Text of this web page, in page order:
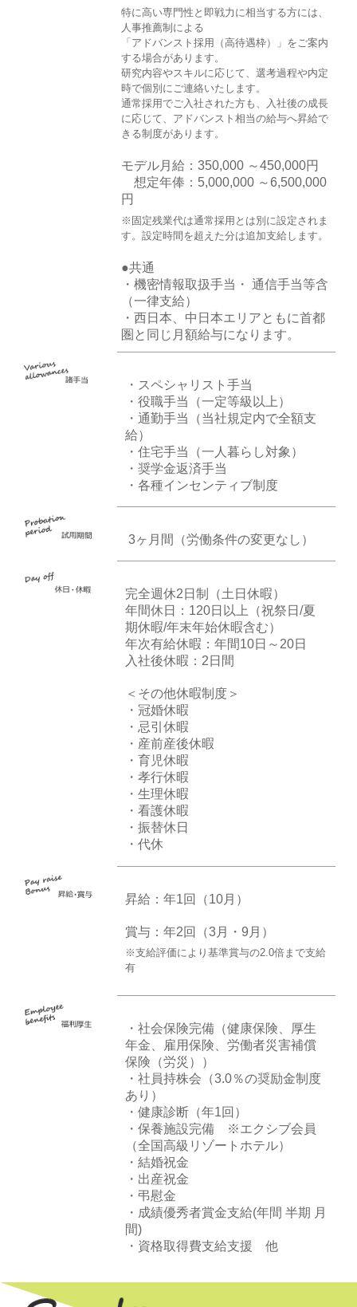
特に高い専門性と即戦力に相当する方には、
人事推薦制による
「アドバンスト採用（高待遇枠）」をご案内
する場合があります。
研究内容やスキルに応じて、選考過程や内定
時で個別にご連絡いたします。
通常採用でご入社された方も、入社後の成長
に応じて、アドバンスト相当の給与へ昇給で
きる制度があります。
モデル月給：350,000 ～450,000円
想定年俸：5,000,000 ～6,500,000
円
※固定残業代は通常採用とは別に設定されま
す。設定時間を超えた分は追加支給します。
●共通
・機密情報取扱手当・ 通信手当等含
（一律支給）
・西日本、中日本エリアともに首都
圏と同じ月額給与になります。
・スペシャリスト手当
・役職手当（一定等級以上）
・通勤手当（当社規定内で全額支
給）
・住宅手当（一人暮らし対象）
・奨学金返済手当
・各種インセンティブ制度
3ヶ月間（労働条件の変更なし）
完全週休2日制（土日休暇）
年間休日：120日以上（祝祭日/夏
期休暇/年末年始休暇含む）
年次有給休暇：年間10日～20日
入社後休暇：2日間
＜その他休暇制度＞
・冠婚休暇
・忌引休暇
・産前産後休暇
・育児休暇
・孝行休暇
・生理休暇
・看護休暇
・振替休日
・代休
昇給：年1回（10月）
賞与：年2回（3月・9月）
※支給評価により基準賞与の2.0倍まで支給
有
・社会保険完備（健康保険、厚生
年金、雇用保険、労働者災害補償
保険（労災））
・社員持株会（3.0％の奨励金制度
あり）
・健康診断（年1回）
・保養施設完備 ※エクシブ会員
（全国高級リゾートホテル）
・結婚祝金
・出産祝金
・弔慰金
・成績優秀者賞金支給(年間 半期 月
間)
・資格取得費支給支援 他